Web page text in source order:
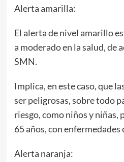
Alerta amarilla:
El alerta de nivel amarillo
a moderado en la salud, de
SMN.
Implica, en este caso, que
ser peligrosas, sobre todo
riesgo, como niños y niñas,
65 años, con enfermedades
Alerta naranja: